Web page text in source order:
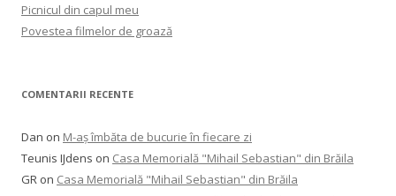
Picnicul din capul meu
Povestea filmelor de groază
COMENTARII RECENTE
Dan on M-aș îmbăta de bucurie în fiecare zi
Teunis IJdens on Casa Memorială "Mihail Sebastian" din Brăila
GR on Casa Memorială "Mihail Sebastian" din Brăila